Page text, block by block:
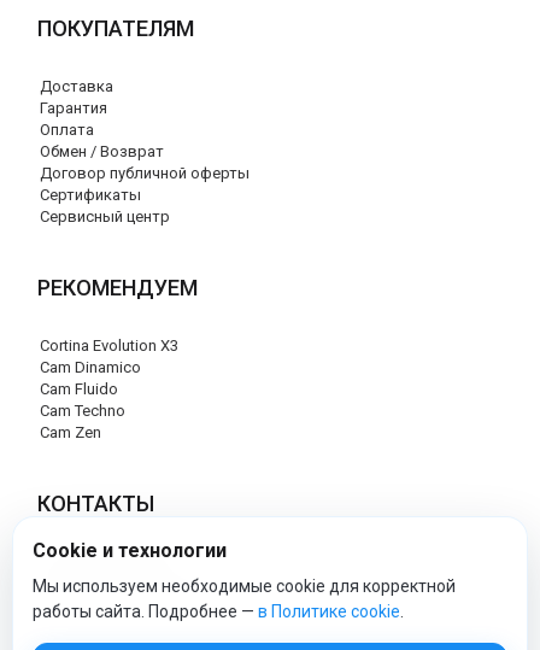
ПОКУПАТЕЛЯМ
Доставка
Гарантия
Оплата
Обмен / Возврат
Договор публичной оферты
Сертификаты
Сервисный центр
РЕКОМЕНДУЕМ
Cortina Evolution X3
Cam Dinamico
Cam Fluido
Cam Techno
Cam Zen
КОНТАКТЫ
+7 (495) 120-29-85
info@cam-official-store.ru
Cookie и технологии
Мы используем необходимые cookie для корректной
работы сайта. Подробнее — в Политике cookie